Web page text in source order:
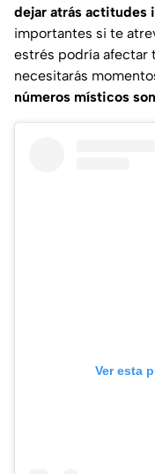
dejar atrás actitudes
importantes si te
estrés podría afectar
necesitarás
números místicos
Ver esta